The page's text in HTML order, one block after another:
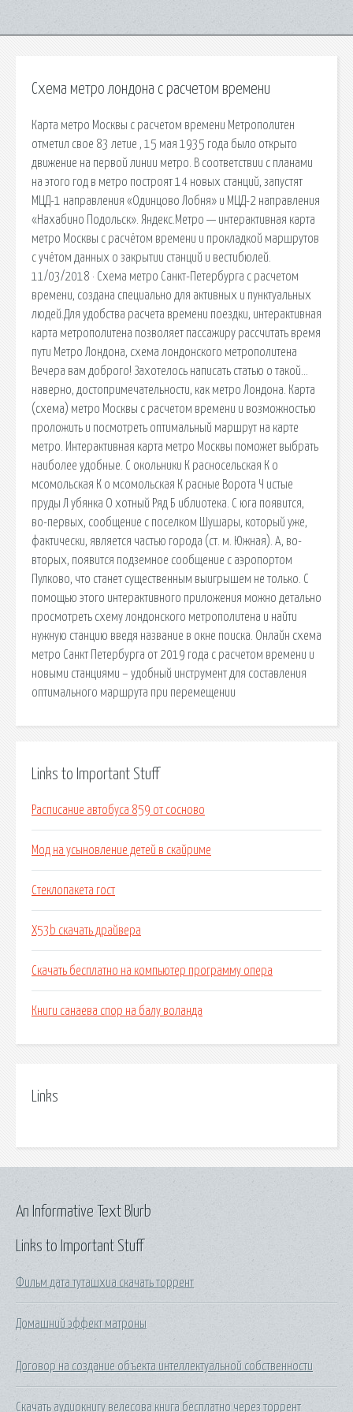
Схема метро лондона с расчетом времени
Карта метро Москвы с расчетом времени Метрополитен
отметил свое 83 летие , 15 мая 1935 года было открыто
движение на первой линии метро. В соответствии с планами
на этого год в метро построят 14 новых станций, запустят
МЦД-1 направления «Одинцово Лобня» и МЦД-2 направления
«Нахабино Подольск». Яндекс.Метро — интерактивная карта
метро Москвы с расчётом времени и прокладкой маршрутов
с учётом данных о закрытии станций и вестибюлей.
11/03/2018 · Схема метро Санкт-Петербурга с расчетом
времени, создана специально для активных и пунктуальных
людей.Для удобства расчета времени поездки, интерактивная
карта метрополитена позволяет пассажиру рассчитать время
пути Метро Лондона, схема лондонского метрополитена
Вечера вам доброго! Захотелось написать статью о такой…
наверно, достопримечательности, как метро Лондона. Карта
(схема) метро Москвы с расчетом времени и возможностью
проложить и посмотреть оптимальный маршрут на карте
метро. Интерактивная карта метро Москвы поможет выбрать
наиболее удобные. С окольники К расносельская К о
мсомольская К о мсомольская К расные Ворота Ч истые
пруды Л убянка О хотный Ряд Б иблиотека. С юга появится,
во-первых, сообщение с поселком Шушары, который уже,
фактически, является частью города (ст. м. Южная). А, во-
вторых, появится подземное сообщение с аэропортом
Пулково, что станет существенным выигрышем не только. С
помощью этого интерактивного приложения можно детально
просмотреть схему лондонского метрополитена и найти
нужную станцию введя название в окне поиска. Онлайн схема
метро Санкт Петербурга от 2019 года с расчетом времени и
новыми станциями – удобный инструмент для составления
оптимального маршрута при перемещении
Links to Important Stuff
Расписание автобуса 859 от сосново
Мод на усыновление детей в скайриме
Стеклопакета гост
X53b скачать драйвера
Скачать бесплатно на компьютер программу опера
Книги санаева спор на балу воланда
Links
Links to Important Stuff
Фильм дата туташхиа скачать торрент
Домашний эффект матроны
Договор на создание объекта интеллектуальной собственности
Скачать аудиокнигу велесова книга бесплатно через торрент
An Informative Text Blurb